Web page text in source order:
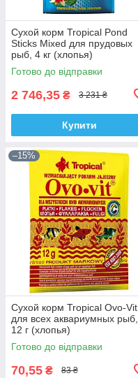
Сухой корм Tropical Pond
Sticks Mixed для прудовых
рыб, 4 кг (хлопья)
Готово до відправки
2 746,35 ₴ 3 231 ₴
Купити
–15%
Сухой корм Tropical Ovo-Vit
для всех аквариумных рыб,
12 г (хлопья)
Готово до відправки
70,55 ₴ 83 ₴